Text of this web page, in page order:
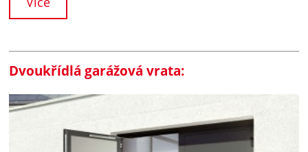
Dvoukřídlá garážová vrata: